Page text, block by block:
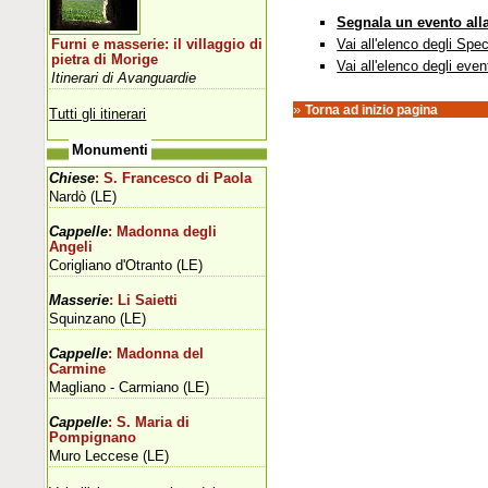
Segnala un evento
Vai all'elenco degli
Vai all'elenco degli
»Torna ad inizio pagina
Furni e masserie: il villaggio di
pietra di Morige
Itinerari di Avanguardie
Tutti gli itinerari
Monumenti
Chiese: S. Francesco di Paola
Nardò (LE)
Cappelle: Madonna degli
Angeli
Corigliano d'Otranto (LE)
Masserie: Li Saietti
Squinzano (LE)
Cappelle: Madonna del
Carmine
Magliano - Carmiano (LE)
Cappelle: S. Maria di
Pompignano
Muro Leccese (LE)